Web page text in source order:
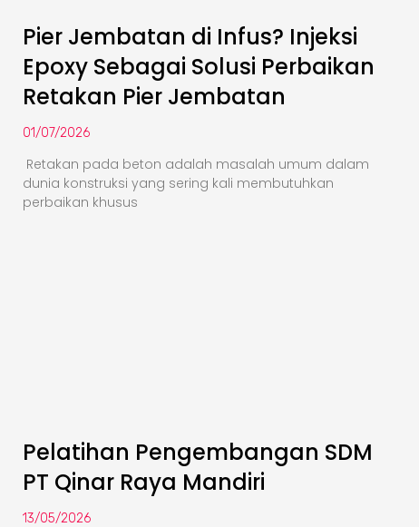
Pier Jembatan di Infus? Injeksi
Epoxy Sebagai Solusi Perbaikan
Retakan Pier Jembatan
01/07/2026
Retakan pada beton adalah masalah umum dalam
dunia konstruksi yang sering kali membutuhkan
perbaikan khusus
Pelatihan Pengembangan SDM
PT Qinar Raya Mandiri
13/05/2026